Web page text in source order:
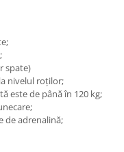
spate)
nivelul roților;
este de până în 120 kg;
de adrenalină;